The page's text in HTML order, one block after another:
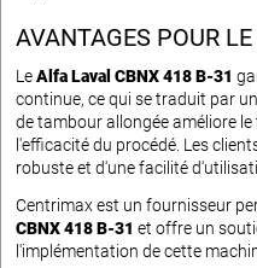
AVANTAGES POUR
LeAlfa Laval CBNX 418 B-31
continue, ce qui se traduit par
de tambour allongée améliore
l'efficacité du procédé. Les
robuste et d'une facilité
Centrimax est un fournisseur
CBNX 418 B-31 et offre un
l'implémentation de cette